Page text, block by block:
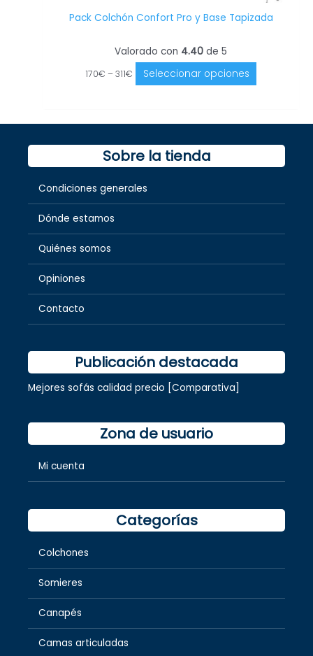
Pack Colchón Confort Pro y Base Tapizada
Valorado con 4.40 de 5
170€ –311€ Seleccionar opciones
Sobre la tienda
Condiciones generales
Dónde estamos
Quiénes somos
Opiniones
Contacto
Publicación destacada
Mejores sofás calidad precio [Comparativa]
Zona de usuario
Mi cuenta
Categorías
Colchones
Somieres
Canapés
Camas articuladas